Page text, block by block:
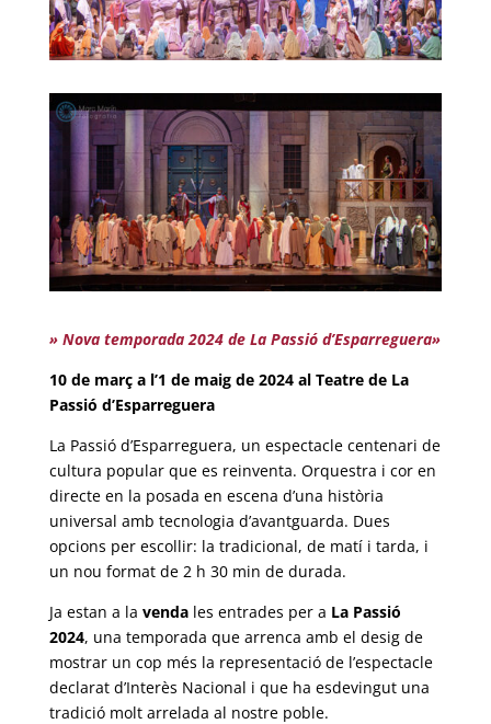
» Nova temporada 2024 de La Passió d’Esparreguera»
10 de març a l’1 de maig de 2024 al Teatre de La
Passió d’Esparreguera
La Passió d’Esparreguera, un espectacle centenari de
cultura popular que es reinventa. Orquestra i cor en
directe en la posada en escena d’una història
universal amb tecnologia d’avantguarda. Dues
opcions per escollir: la tradicional, de matí i tarda, i
un nou format de 2 h 30 min de durada.
Ja estan a la venda les entrades per a La Passió
2024, una temporada que arrenca amb el desig de
mostrar un cop més la representació de l’espectacle
declarat d’Interès Nacional i que ha esdevingut una
tradició molt arrelada al nostre poble.